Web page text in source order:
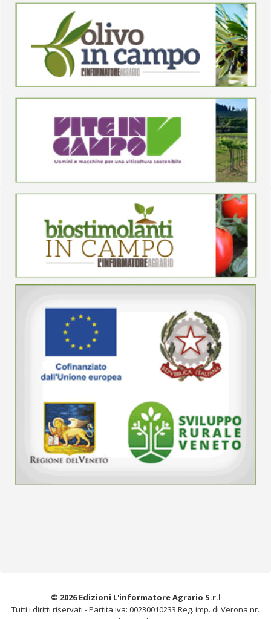
© 2026 Edizioni L'informatore Agrario S.r.l
Tutti i diritti riservati -Partita iva: 00230010233 Reg. imp. di Verona nr.